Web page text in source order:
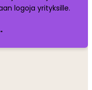
logoja yrityksille.